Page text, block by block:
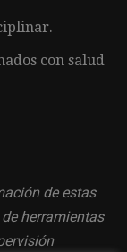
con salud
de estas
herramientas